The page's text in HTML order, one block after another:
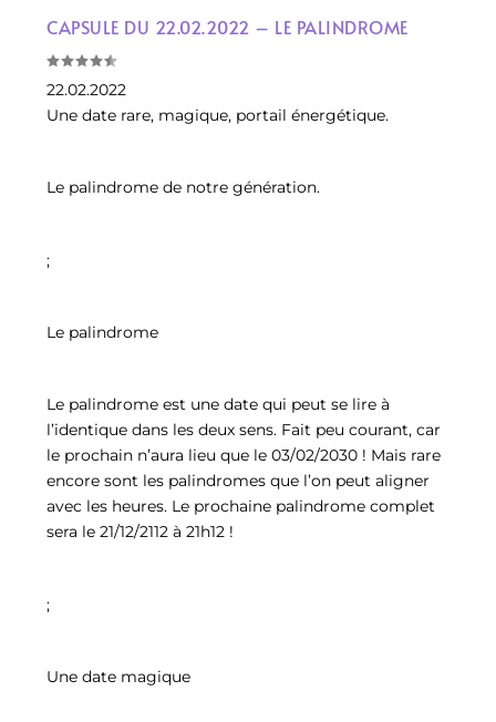
CAPSULE DU 22.02.2022 – LE PALINDROME
22.02.2022
Une date rare, magique, portail énergétique.
Le palindrome de notre génération.
;
Le palindrome
Le palindrome est une date qui peut se lire à
l’identique dans les deux sens. Fait peu courant, car
le prochain n’aura lieu que le 03/02/2030 ! Mais rare
encore sont les palindromes que l’on peut aligner
avec les heures. Le prochaine palindrome complet
sera le 21/12/2112 à 21h12 !
;
Une date magique